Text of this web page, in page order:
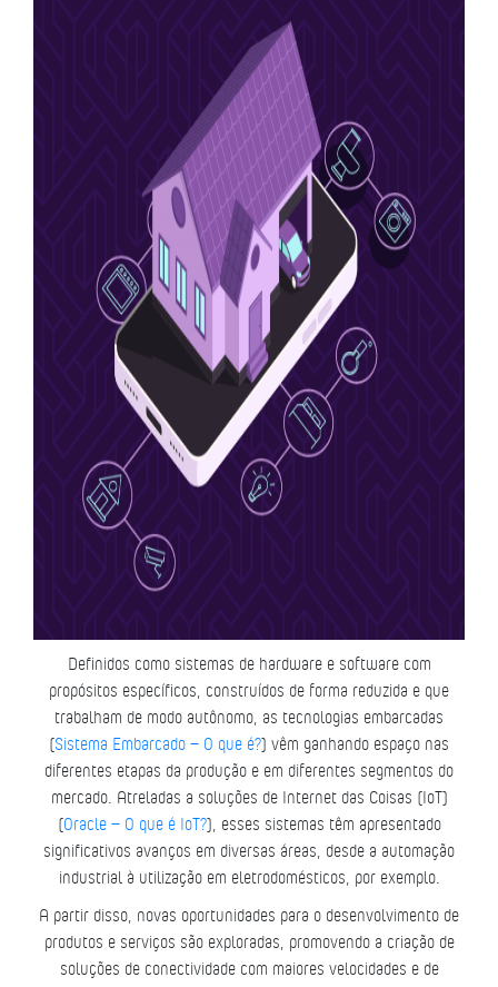
Definidos como sistemas de hardware e software com
propósitos específicos, construídos de forma reduzida e que
trabalham de modo autônomo, as tecnologias embarcadas
(Sistema Embarcado – O que é?) vêm ganhando espaço nas
diferentes etapas da produção e em diferentes segmentos do
mercado. Atreladas a soluções de Internet das Coisas (IoT)
(Oracle – O que é IoT?), esses sistemas têm apresentado
significativos avanços em diversas áreas, desde a automação
industrial à utilização em eletrodomésticos, por exemplo.
A partir disso, novas oportunidades para o desenvolvimento de
produtos e serviços são exploradas, promovendo a criação de
soluções de conectividade com maiores velocidades e de